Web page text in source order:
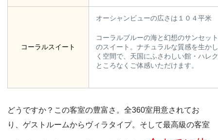
コーラルスイート
オーシャンビューの広さは１０４平米
コーラルブルーの海と幻想のサンセッ
のスイート。ナチュラルな質感を生か
く空間で、天国にふさわしい館・ハレ
ところなくご体感いただけます。
どうですか？この客室の豊富さ。全360室用意されてお
り、ゲストルームからヴィラタイプ。そして最高級の客室